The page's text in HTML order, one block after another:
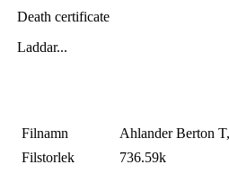
Death certificate
Laddar...
Filnamn
Ahlander Berton
Filstorlek
736.59k